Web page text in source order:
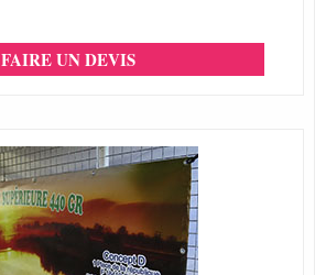
FAIRE UN DEVIS